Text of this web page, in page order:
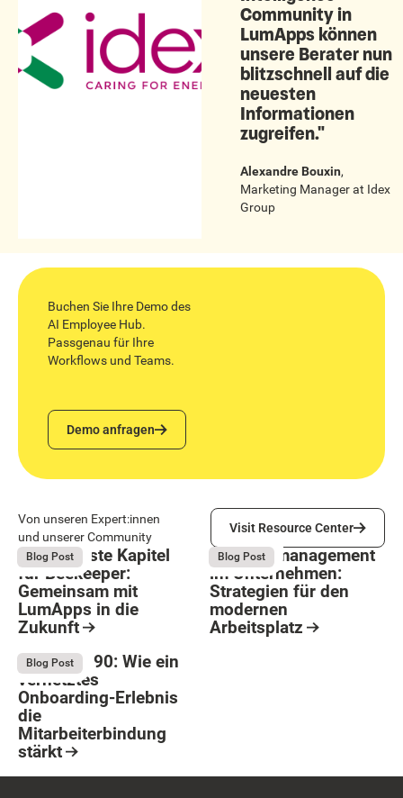
Community in
LumApps können
unsere Berater nun
blitzschnell auf die
neuesten
Informationen
zugreifen."
Alexandre Bouxin,
Marketing Managerat Idex
Group
Buchen Sie Ihre Demo des
AI Employee Hub.
Passgenau für Ihre
Workflows und Teams.
Demo anfragen
Demo anfragen
Von unseren Expert:innen
und unserer Community
Visit Resource Center
Visit Resource Center
August 4, 2026
Blog Post
Das nächste Kapitel
für Beekeeper:
Gemeinsam mit
LumApps in die
Zukunft
July 22, 2026
Blog Post
Wissensmanagement
im Unternehmen:
Strategien für den
modernen
Arbeitsplatz
July 6, 2026
Blog Post
Nach Tag 90: Wie ein
vernetztes
Onboarding-Erlebnis
die
Mitarbeiterbindung
stärkt